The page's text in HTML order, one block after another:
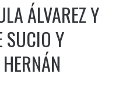
ÁLVAREZ Y
SUCIO Y